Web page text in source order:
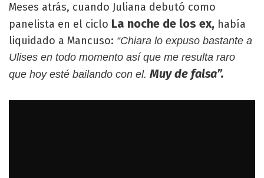
Meses atrás, cuando Juliana debutó como
panelista en el ciclo La noche de los ex, había
liquidado a Mancuso: “Chiara lo expuso bastante a
Ulises en todo momento así que me resulta raro
que hoy esté bailando con el. Muy de falsa”.